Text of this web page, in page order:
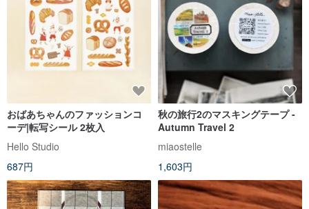
おばあちゃんのファッションコ
ーデ|転写シール 2枚入
Hello Studio
687円
秋の旅行2のマスキングテープ -
Autumn Travel 2
miaostelle
1,603円